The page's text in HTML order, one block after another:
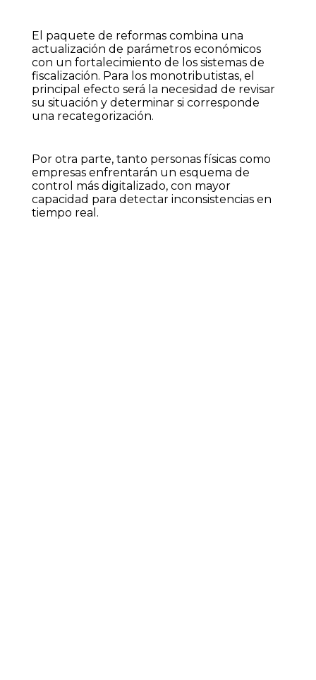
El paquete de reformas combina una
actualización de parámetros económicos
con un fortalecimiento de los sistemas de
fiscalización. Para los monotributistas, el
principal efecto será la necesidad de revisar
su situación y determinar si corresponde
una recategorización.
Por otra parte, tanto personas físicas como
empresas enfrentarán un esquema de
control más digitalizado, con mayor
capacidad para detectar inconsistencias en
tiempo real.